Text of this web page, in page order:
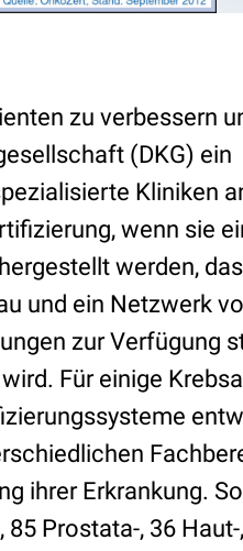
zu verbessern
(DKG) ein
Kliniken
wenn sie
werden,
und ein Netzwerk
zur Verfügung
Für einige
ihrer Erkrankung.
Prostata-, 36